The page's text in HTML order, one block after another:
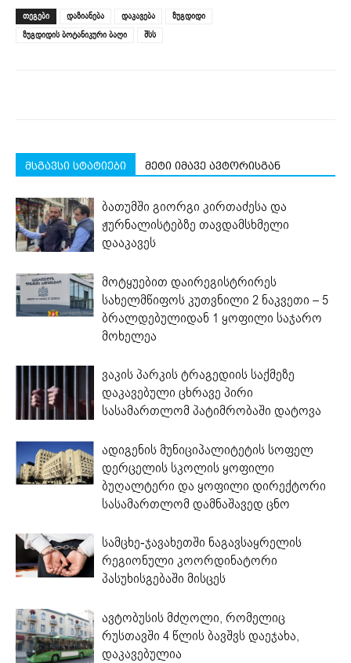
(Opens
in
new
window)
(Opens
in
new
window)
(Opens
in
new
window)
(Opens
in
ᲗᲔᲒᲔᲑᲘ დაზიანება დაკავება
ზუგდიდი
ზუგდიდის ბოტანიკური ბაღი
შსს
მსგავსი სტატიები მეტი იმავე ავტორისგან
ბათუმში გიორგი კირთაძესა და
ჟურნალისტებზე თავდამსხმელი
დააკავეს
მოტყუებით დაირეგისტრირეს
სახელმწიფოს კუთვნილი 2 ნაკვეთი – 5
ბრალდებულიდან 1 ყოფილი საჯარო
მოხელეა
ვაკის პარკის ტრაგედიის საქმეზე
დაკავებული ცხრავე პირი
სასამართლომ პატიმრობაში დატოვა
ადიგენის მუნიციპალიტეტის სოფელ
დერცელის სკოლის ყოფილი
ბუღალტერი და ყოფილი დირექტორი
სასამართლომ დამნაშავედ ცნო
სამცხე-ჯავახეთში ნაგავსაყრელის
რეგიონული კოორდინატორი
პასუხისგებაში მისცეს
ავტობუსის მძღოლი, რომელიც
რუსთავში 4 წლის ბავშვს დაეჯახა,
დაკავებულია